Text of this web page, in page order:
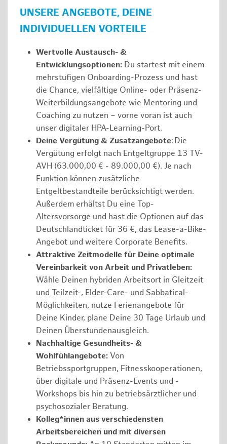
UNSERE ANGEBOTE, DEINE
INDIVIDUELLEN VORTEILE
Wertvolle Austausch- &
Entwicklungsoptionen: Du startest mit einem
mehrstufigen Onboarding-Prozess und hast
die Chance, vielfältige Online- oder Präsenz-
Weiterbildungsangebote wie Mentoring und
Coaching zu nutzen – vorne voran ist auch
unser digitaler HPA-Learning-Port.
Deine Vergütung & Zusatzangebote: Die
Vergütung erfolgt nach Entgeltgruppe 13 TV-
AVH (63.000,00 € - 89.000,00 €). Je nach
Funktion können zusätzliche
Entgeltbestandteile berücksichtigt werden.
Außerdem erhältst Du eine Top-
Altersvorsorge und hast die Optionen auf das
Deutschlandticket für 36 €, das Lease-a-Bike-
Angebot und weitere Corporate Benefits.
Attraktive Zeitmodelle für Deine optimale
Vereinbarkeit von Arbeit und Privatleben:
Wähle Deinen hybriden Arbeitsort in Gleitzeit
und Teilzeit-, Elder-Care- und Sabbatical-
Möglichkeiten, nutze Ferienangebote für
Deine Kinder, plane Deine 30 Tage Urlaub und
Deinen Überstundenausgleich.
Nachhaltige Gesundheits- &
Wohlfühlangebote: Von
Betriebssportgruppen, Fitnesskooperationen,
über digitale und Präsenz-Events und -
Workshops bis hin zu betriebsärztlicher und
psychosozialer Beratung.
Kolleg*innen aus verschiedensten
Arbeitsbereichen und mit diversen